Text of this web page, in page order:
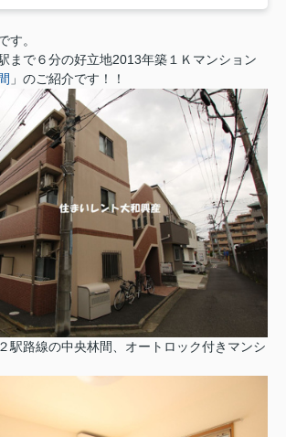
す。
まで６分の好立地2013年築１Ｋマンション
」のご紹介です！！
駅路線の中央林間、オートロック付きマンシ